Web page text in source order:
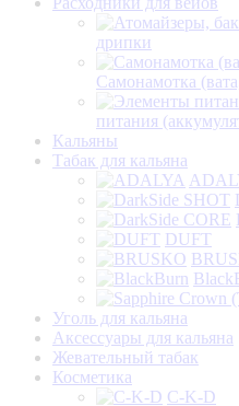
дрипки
Самонамотка
питания
Кальяны
Табак для кальяна
DUFT
Уголь для кальяна
Аксессуары для кальяна
Жевательный табак
Косметика
C-K-D